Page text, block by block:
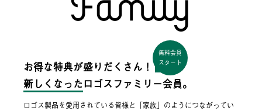
お得な特典が盛りだくさん！
無料会員
スタート
新しくなった ロゴスファミリー会員。
ロゴス製品を愛用されている皆様と「家族」のようにつながってい